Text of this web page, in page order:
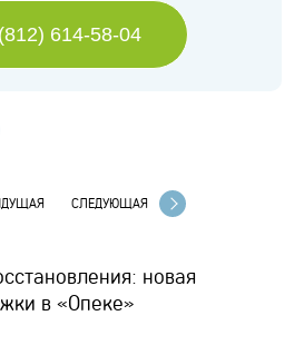
614-58-04
СЛЕДУЮЩАЯ
новая
в «Опеке»